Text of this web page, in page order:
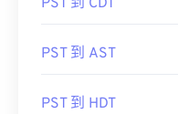
PST 到 CDT
PST 到 AST
PST 到 HDT